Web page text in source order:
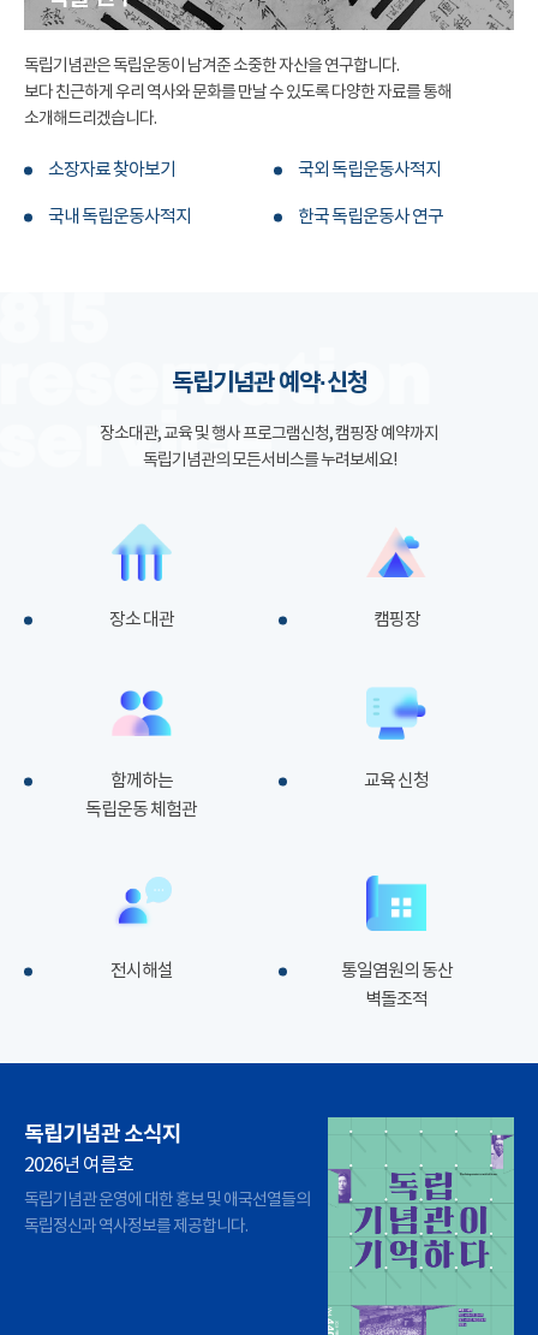
독립기념관은 독립운동이 남겨준 소중한 자산을 연구합니다.
보다 친근하게 우리 역사와 문화를 만날 수 있도록 다양한 자료를 통해
소개해드리겠습니다.
소장자료 찾아보기 국외 독립운동사적지
국내 독립운동사적지 한국 독립운동사 연구
독립기념관 예약·신청
장소대관, 교육 및 행사 프로그램신청, 캠핑장 예약까지
독립기념관의 모든서비스를 누려보세요!
장소 대관 캠핑장
함께하는
독립운동 체험관
교육 신청
전시해설
통일염원의 동산
벽돌조적
독립기념관 소식지
2026년 여름호
독립기념관 운영에 대한 홍보 및 애국선열들의
독립정신과 역사정보를 제공합니다.